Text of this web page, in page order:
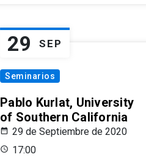
29 SEP
Seminarios
Pablo Kurlat, University
of Southern California
29 de Septiembre de 2020
17:00